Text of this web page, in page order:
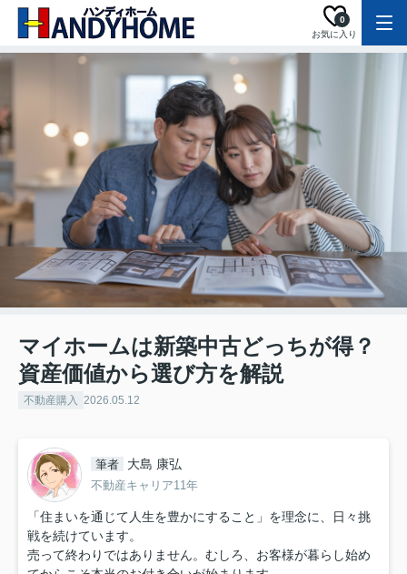
お気に入り
0
マイホームは新築中古どっちが得？
資産価値から選び方を解説
不動産購入 2026.05.12
筆者 大島 康弘
不動産キャリア11年
「住まいを通じて人生を豊かにすること」を理念に、日々挑
戦を続けています。
売って終わりではありません。むしろ、お客様が暮らし始め